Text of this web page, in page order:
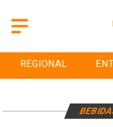
REGIONAL